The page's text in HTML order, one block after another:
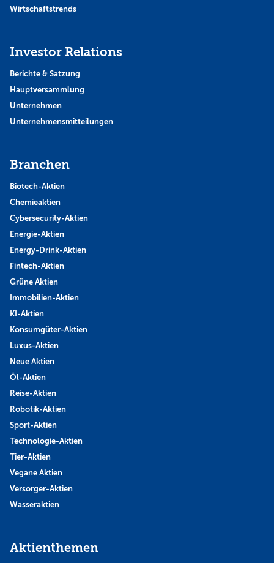
Wirtschaftstrends
Investor Relations
Berichte & Satzung
Hauptversammlung
Unternehmen
Unternehmensmitteilungen
Branchen
Biotech-Aktien
Chemieaktien
Cybersecurity-Aktien
Energie-Aktien
Energy-Drink-Aktien
Fintech-Aktien
Grüne Aktien
Immobilien-Aktien
KI-Aktien
Konsumgüter-Aktien
Luxus-Aktien
Neue Aktien
Öl-Aktien
Reise-Aktien
Robotik-Aktien
Sport-Aktien
Technologie-Aktien
Tier-Aktien
Vegane Aktien
Versorger-Aktien
Wasseraktien
Aktienthemen